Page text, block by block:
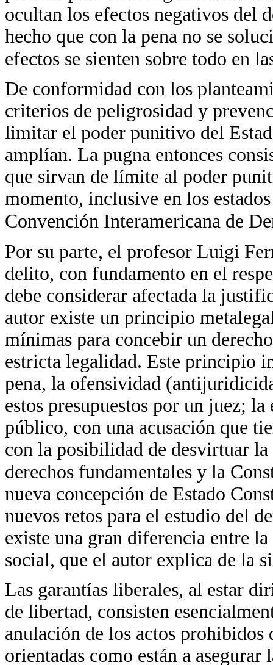
ocultan los efectos negativos del
hecho que con la pena no se
efectos se sienten sobre todo en
De conformidad con los
criterios de peligrosidad y
limitar el poder punitivo del
amplían. La pugna entonces
que sirvan de límite al poder
momento, inclusive en los
Convención Interamericana de
Por su parte, el profesor Luigi
delito, con fundamento en el
debe considerar afectada la
autor existe un principio
mínimas para concebir un
estricta legalidad. Este principio
pena, la ofensividad
estos presupuestos por un juez;
público, con una acusación que
con la posibilidad de desvirtuar
derechos fundamentales y la
nueva concepción de Estado
nuevos retos para el estudio del
existe una gran diferencia entre
social, que el autor explica de la
Las garantías liberales, al estar
de libertad, consisten
anulación de los actos prohibidos
orientadas como están a